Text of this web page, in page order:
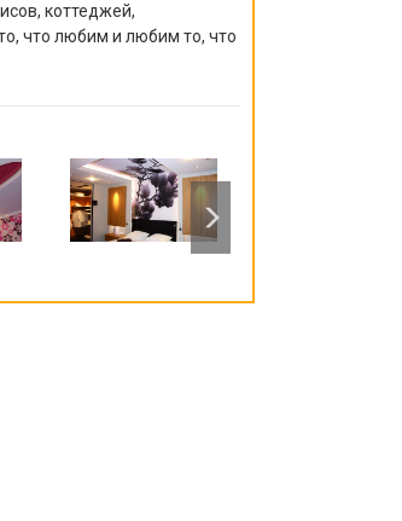
коттеджей,
что любим и любим то, что